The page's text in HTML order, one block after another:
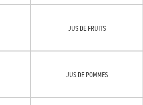
JUS DE FRUITS
JUS DE POMMES